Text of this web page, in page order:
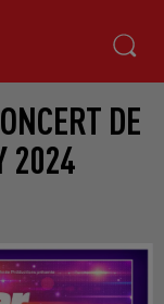
DE
2024